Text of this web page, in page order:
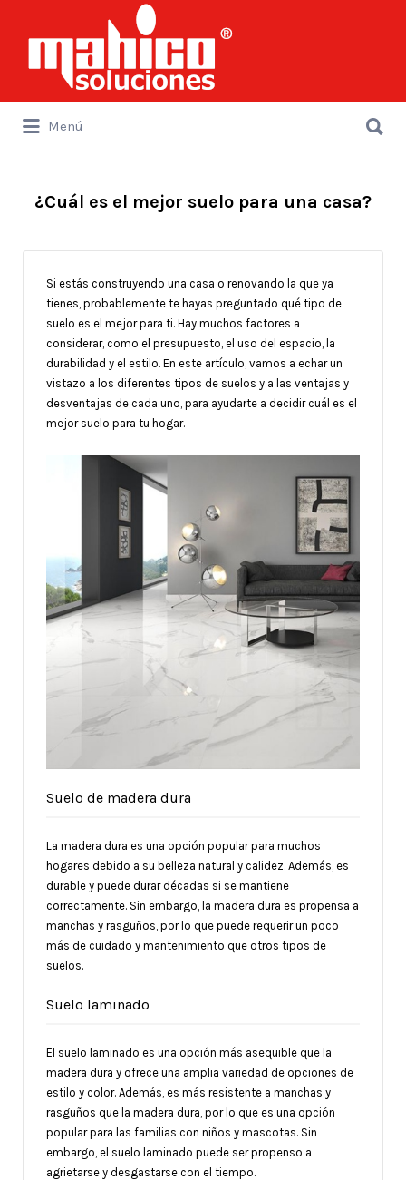
por:
Menú
por:
¿Cuál es el mejor suelo para una casa?
Si estás construyendo una casa o renovando la que ya
tienes, probablemente te hayas preguntado qué tipo de
suelo es el mejor para ti. Hay muchos factores a
considerar, como el presupuesto, el uso del espacio, la
durabilidad y el estilo. En este artículo, vamos a echar un
vistazo a los diferentes tipos de suelos y a las ventajas y
desventajas de cada uno, para ayudarte a decidir cuál es el
mejor suelo para tu hogar.
Suelo de madera dura
La madera dura es una opción popular para muchos
hogares debido a su belleza natural y calidez. Además, es
durable y puede durar décadas si se mantiene
correctamente. Sin embargo, la madera dura es propensa a
manchas y rasguños, por lo que puede requerir un poco
más de cuidado y mantenimiento que otros tipos de
suelos.
Suelo laminado
El suelo laminado es una opción más asequible que la
madera dura y ofrece una amplia variedad de opciones de
estilo y color. Además, es más resistente a manchas y
rasguños que la madera dura, por lo que es una opción
popular para las familias con niños y mascotas. Sin
embargo, el suelo laminado puede ser propenso a
agrietarse y desgastarse con el tiempo.